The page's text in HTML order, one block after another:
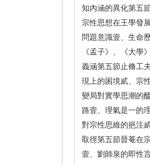
知內涵的異化第五
宗性思想在王學發
問題意識壹、生命
《孟子》、《大學
義涵第五節止脩工
現上的困境貳、宗
變局對實學思潮的
路壹、理氣是一的
對宗性思維的挹注
取徑第五節晉菴在
壹、劉師泉的即性